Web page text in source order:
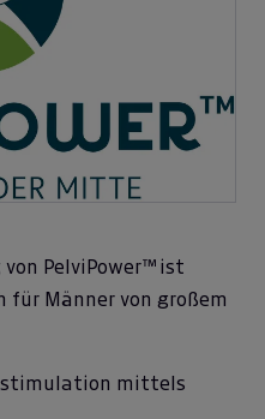
von PelviPower™ ist
für Männer von großem
mittels